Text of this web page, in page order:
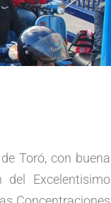
con buena
Excelentisimo